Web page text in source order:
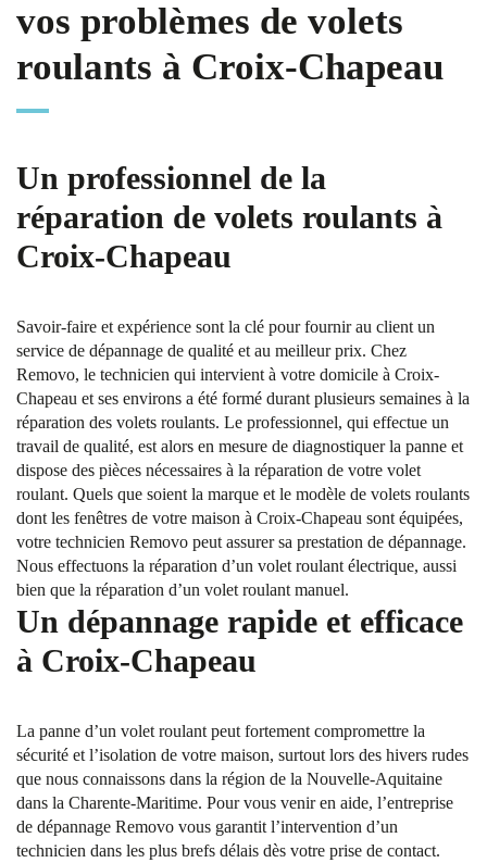
vos problèmes de volets
roulants à Croix-Chapeau
Un professionnel de la
réparation de volets roulants à
Croix-Chapeau
Savoir-faire et expérience sont la clé pour fournir au client un
service de dépannage de qualité et au meilleur prix. Chez
Removo, le technicien qui intervient à votre domicile à Croix-
Chapeau et ses environs a été formé durant plusieurs semaines à la
réparation des volets roulants. Le professionnel, qui effectue un
travail de qualité, est alors en mesure de diagnostiquer la panne et
dispose des pièces nécessaires à la réparation de votre volet
roulant. Quels que soient la marque et le modèle de volets roulants
dont les fenêtres de votre maison à Croix-Chapeau sont équipées,
votre technicien Removo peut assurer sa prestation de dépannage.
Nous effectuons la réparation d’un volet roulant électrique, aussi
bien que la réparation d’un volet roulant manuel.
Un dépannage rapide et efficace
à Croix-Chapeau
La panne d’un volet roulant peut fortement compromettre la
sécurité et l’isolation de votre maison, surtout lors des hivers rudes
que nous connaissons dans la région de la Nouvelle-Aquitaine
dans la Charente-Maritime. Pour vous venir en aide, l’entreprise
de dépannage Removo vous garantit l’intervention d’un
technicien dans les plus brefs délais dès votre prise de contact.